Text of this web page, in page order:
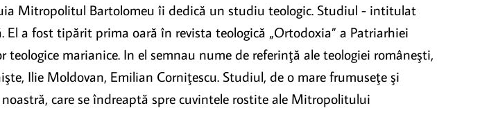
Mitropolitul Bartolomeu îi dedică un studiu teologic. Studiul - intitulat
a fost tipărit prima oară în revista teologică „Ortodoxia” a Patriarhiei
marianice. In el semnau nume de referinţă ale teologiei româneşti,
Ilie Moldovan, Emilian Corniţescu. Studiul, de o mare frumuseţe şi
care se îndreaptă spre cuvintele rostite ale Mitropolitului